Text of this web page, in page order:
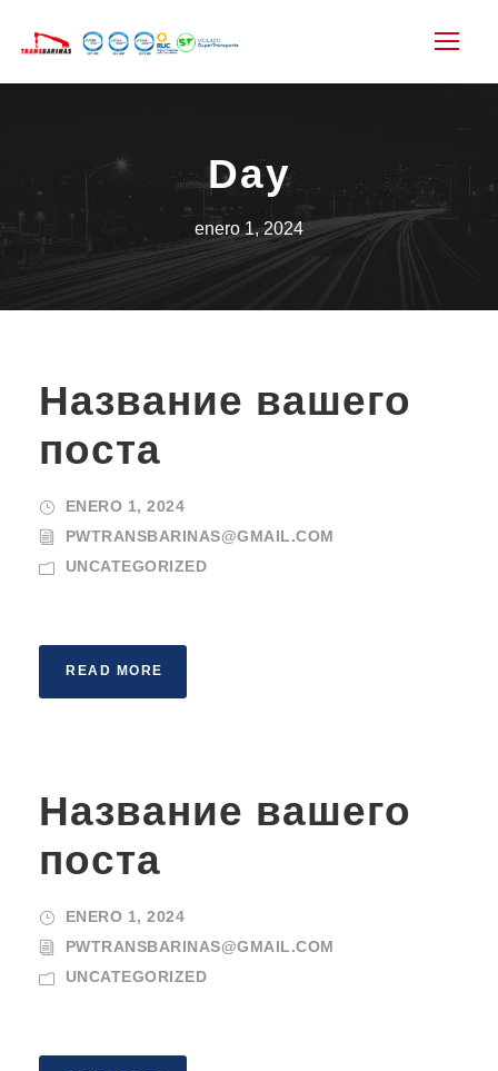
Day
enero 1, 2024
Название вашего
поста
ENERO 1, 2024
PWTRANSBARINAS@GMAIL.COM
UNCATEGORIZED
READ MORE
Название вашего
поста
ENERO 1, 2024
PWTRANSBARINAS@GMAIL.COM
UNCATEGORIZED